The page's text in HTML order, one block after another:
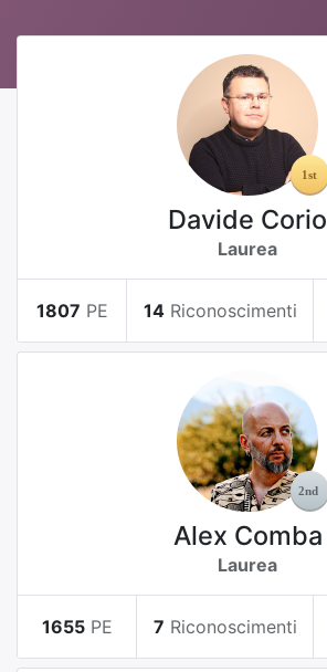
Davide Corio
Laurea
1807 PE 14 Riconoscimenti
Alex Comba
Laurea
1655 PE 7 Riconoscimenti